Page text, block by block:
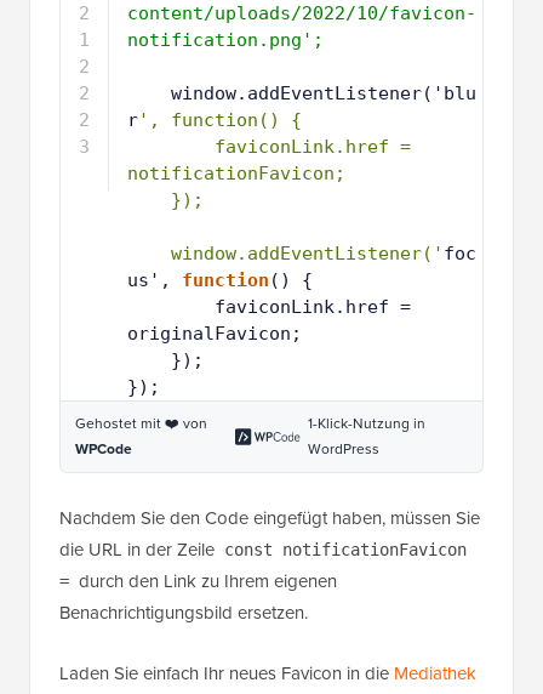
5
1
6
1
7
1
8
1
window.addEventListener('blu
r', function() {
notificationFavicon;
});
window.addEventListener('
us', function
originalFavicon;
});
Gehostet mit ❤️ von
WPCode
WordPress
Nachdem Sie den Code eingefügt haben, müssen Sie
durch den Link zu Ihrem eigenen
Benachrichtigungsbild ersetzen.
Laden Sie einfach Ihr neues Favicon in die
vollständige URL des hochgeladenen Bildes (z. B.